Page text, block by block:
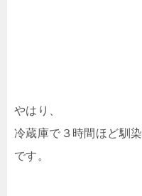
やはり、
冷蔵庫で３時間ほど馴
です。